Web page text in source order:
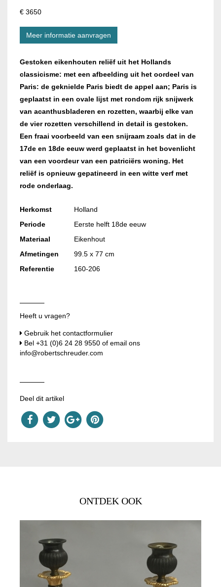
€ 3650
Meer informatie aanvragen
Gestoken eikenhouten reliëf uit het Hollands
classicisme: met een afbeelding uit het oordeel van
Paris: de geknielde Paris biedt de appel aan; Paris is
geplaatst in een ovale lijst met rondom rijk snijwerk
van acanthusbladeren en rozetten, waarbij elke van
de vier rozetten verschillend in detail is gestoken.
Een fraai voorbeeld van een snijraam zoals dat in de
17de en 18de eeuw werd geplaatst in het bovenlicht
van een voordeur van een patriciërs woning. Het
reliëf is opnieuw gepatineerd in een witte verf met
rode onderlaag.
Herkomst
Holland
Periode
Eerste helft 18de eeuw
Materiaal
Eikenhout
Afmetingen
99.5 x 77 cm
Referentie
160-206
Heeft u vragen?
Gebruik het contactformulier
Bel +31 (0)6 24 28 9550 of email ons
info@robertschreuder.com
Deel dit artikel
ONTDEK OOK